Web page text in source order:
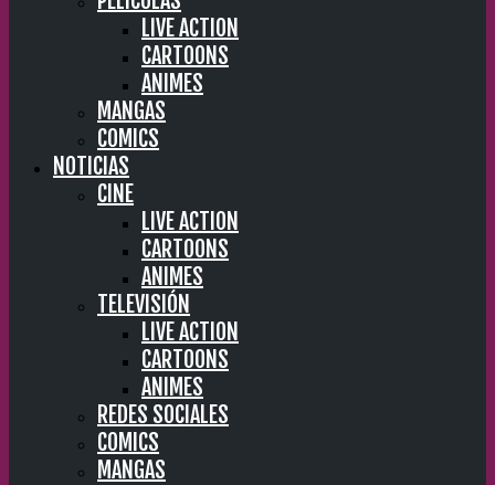
LIVE ACTION
CARTOONS
ANIMES
MANGAS
COMICS
NOTICIAS
CINE
LIVE ACTION
CARTOONS
ANIMES
TELEVISIÓN
LIVE ACTION
CARTOONS
ANIMES
REDES SOCIALES
COMICS
MANGAS